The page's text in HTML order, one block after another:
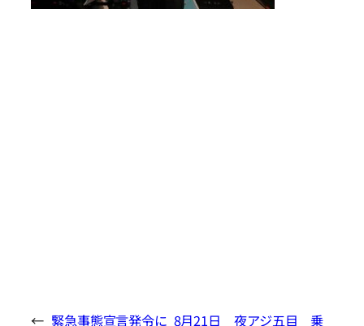
← 緊急事態宣言発令に 8月21日 夜アジ五目 乗